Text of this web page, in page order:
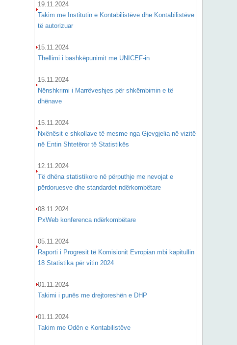
19.11.2024
Takim me Institutin e Kontabilistëve dhe Kontabilistëve
të autorizuar
15.11.2024
Thellimi i bashkëpunimit me UNICEF-in
15.11.2024
Nënshkrimi i Marrëveshjes për shkëmbimin e të
dhënave
15.11.2024
Nxënësit e shkollave të mesme nga Gjevgjelia në vizitë
në Entin Shtetëror të Statistikës
12.11.2024
Të dhëna statistikore në përputhje me nevojat e
përdoruesve dhe standardet ndërkombëtare
08.11.2024
PxWeb konferenca ndërkombëtare
05.11.2024
Raporti i Progresit të Komisionit Evropian mbi kapitullin
18 Statistika për vitin 2024
01.11.2024
Takimi i punës me drejtoreshën e DHP
01.11.2024
Takim me Odën e Kontabilistëve